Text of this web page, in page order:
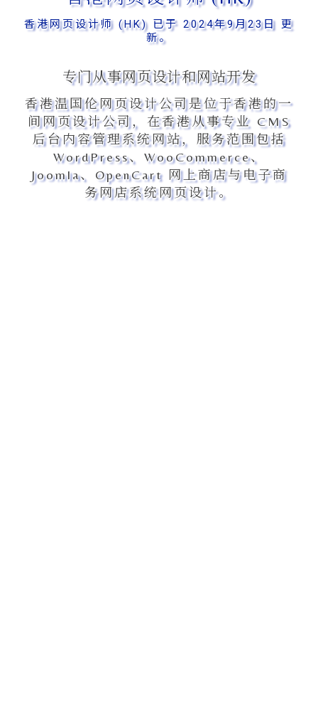
香港网页设计师 (HK) 已于 2024年9月23日 更
新。
专门从事网页设计和网站开发
香港温国伦网页设计公司是位于香港的一
间网页设计公司，在香港从事专业 CMS
后台内容管理系统网站，服务范围包括
WordPress、WooCommerce、
Joomla、OpenCart 网上商店与电子商
务网店系统网页设计。